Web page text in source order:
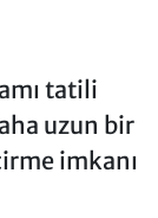
tatili
uzun bir
imkanı